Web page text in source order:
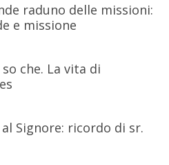
raduno delle missioni:
e missione
che. La vita di
Signore: ricordo di sr.